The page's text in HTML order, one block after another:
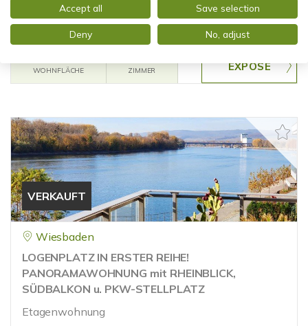
SONNENBALKON und TIEFGARAGE
Etagenwohnung
WOHNFLÄCHE
ZIMMER
VERKAUFT
Wiesbaden
LOGENPLATZ IN ERSTER REIHE!
PANORAMAWOHNUNG mit RHEINBLICK,
SÜDBALKON u. PKW-STELLPLATZ
Etagenwohnung
Accept all Save selection
Deny No, adjust